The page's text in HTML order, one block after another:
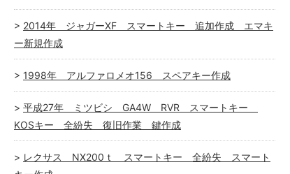
2014年 ジャガーXF スマートキー 追加作成 エマキ
ー新規作成
1998年 アルファロメオ156 スペアキー作成
平成27年 ミツビシ GA4W RVR スマートキー
KOSキー 全紛失 復旧作業 鍵作成
レクサス NX200ｔ スマートキー 全紛失 スマート